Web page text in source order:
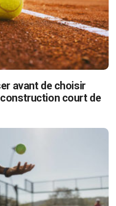
avant de choisir
construction court de